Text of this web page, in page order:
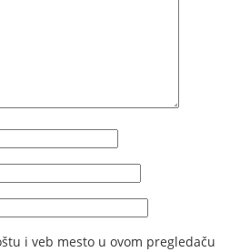
i veb mesto u ovom pregledaču